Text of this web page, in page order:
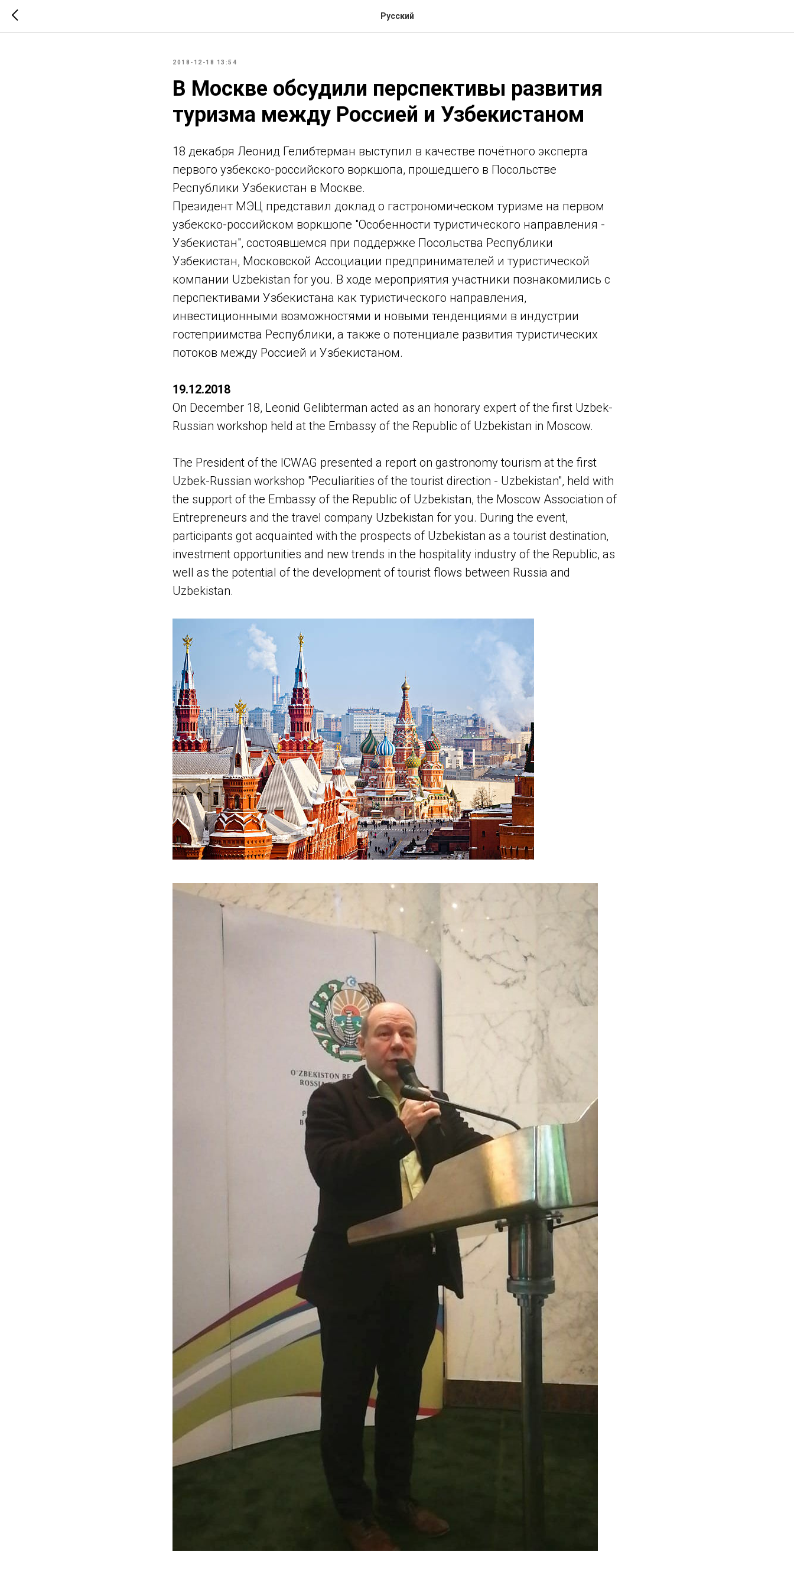
Русский
2018-12-18 13:54
В Москве обсудили перспективы развития
туризма между Россией и Узбекистаном
18 декабря Леонид Гелибтерман выступил в качестве почётного эксперта
первого узбекско-российского воркшопа, прошедшего в Посольстве
Республики Узбекистан в Москве.
Президент МЭЦ представил доклад о гастрономическом туризме на первом
узбекско-российском воркшопе "Особенности туристического направления -
Узбекистан", состоявшемся при поддержке Посольства Республики
Узбекистан, Московской Ассоциации предпринимателей и туристической
компании Uzbekistan for you. В ходе мероприятия участники познакомились с
перспективами Узбекистана как туристического направления,
инвестиционными возможностями и новыми тенденциями в индустрии
гостеприимства Республики, а также о потенциале развития туристических
потоков между Россией и Узбекистаном.
19.12.2018
On December 18, Leonid Gelibterman acted as an honorary expert of the first Uzbek-
Russian workshop held at the Embassy of the Republic of Uzbekistan in Moscow.
The President of the ICWAG presented a report on gastronomy tourism at the first
Uzbek-Russian workshop "Peculiarities of the tourist direction - Uzbekistan", held with
the support of the Embassy of the Republic of Uzbekistan, the Moscow Association of
Entrepreneurs and the travel company Uzbekistan for you. During the event,
participants got acquainted with the prospects of Uzbekistan as a tourist destination,
investment opportunities and new trends in the hospitality industry of the Republic, as
well as the potential of the development of tourist flows between Russia and
Uzbekistan.